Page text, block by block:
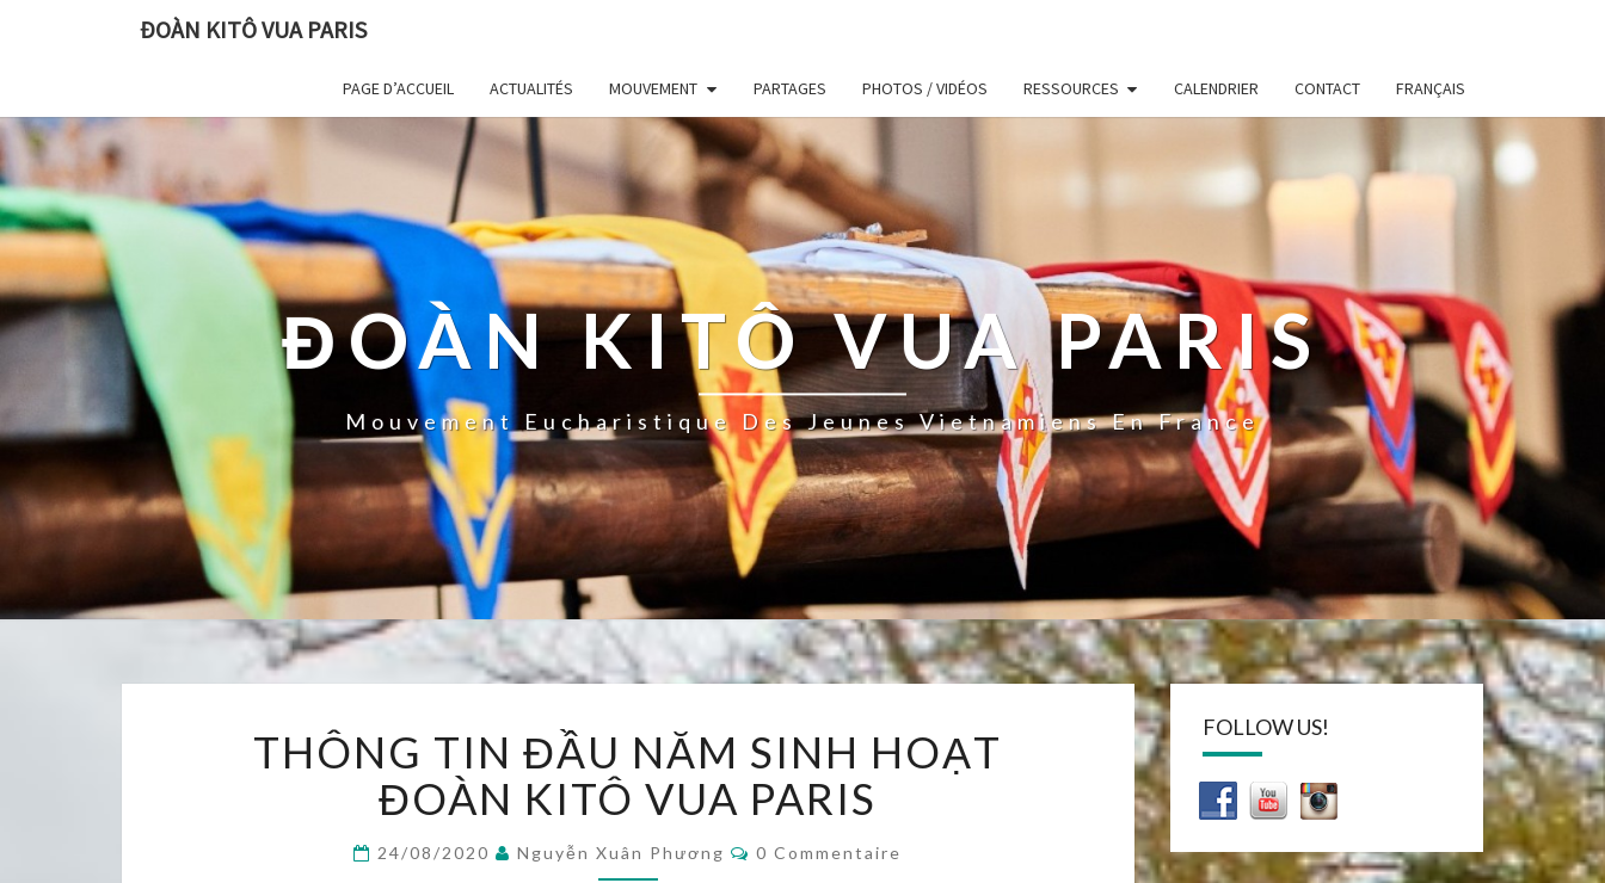
ĐOÀN KITÔ VUA PARIS
PAGE D’ACCUEIL ACTUALITÉS MOUVEMENT PARTAGES PHOTOS / VIDÉOS RESSOURCES CALENDRIER CONTACT FRANÇAIS
ĐOÀN KITÔ VUA PARIS
Mouvement Eucharistique Des Jeunes Vietnamiens En France
TIN
ĐẦU
NĂM
HOẠT
THÔNG TIN ĐẦU NĂM SINH HOẠT
ĐOÀN KITÔ VUA PARIS
24/08/2020 Nguyễn Xuân Phương Commentaires
0 Commentaire
FOLLOW US!